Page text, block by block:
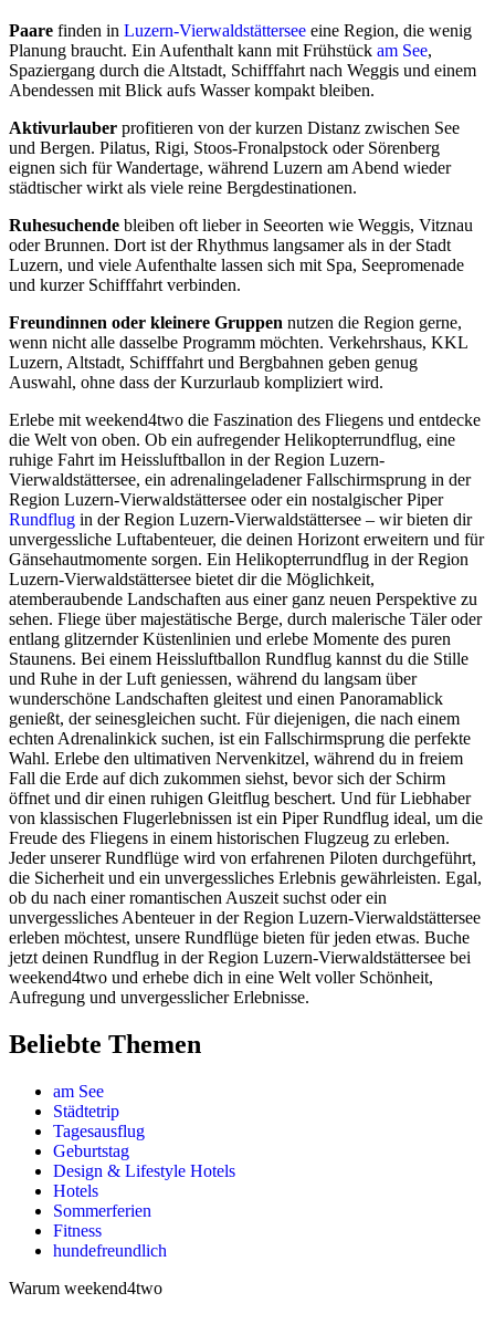
Paare finden in Luzern-Vierwaldstättersee eine Region, die wenig
Planung braucht. Ein Aufenthalt kann mit Frühstück am See,
Spaziergang durch die Altstadt, Schifffahrt nach Weggis und einem
Abendessen mit Blick aufs Wasser kompakt bleiben.
Aktivurlauber profitieren von der kurzen Distanz zwischen See
und Bergen. Pilatus, Rigi, Stoos-Fronalpstock oder Sörenberg
eignen sich für Wandertage, während Luzern am Abend wieder
städtischer wirkt als viele reine Bergdestinationen.
Ruhesuchende bleiben oft lieber in Seeorten wie Weggis, Vitznau
oder Brunnen. Dort ist der Rhythmus langsamer als in der Stadt
Luzern, und viele Aufenthalte lassen sich mit Spa, Seepromenade
und kurzer Schifffahrt verbinden.
Freundinnen oder kleinere Gruppen nutzen die Region gerne,
wenn nicht alle dasselbe Programm möchten. Verkehrshaus, KKL
Luzern, Altstadt, Schifffahrt und Bergbahnen geben genug
Auswahl, ohne dass der Kurzurlaub kompliziert wird.
Erlebe mit weekend4two die Faszination des Fliegens und entdecke
die Welt von oben. Ob ein aufregender Helikopterrundflug, eine
ruhige Fahrt im Heissluftballon in der Region Luzern-
Vierwaldstättersee, ein adrenalingeladener Fallschirmsprung in der
Region Luzern-Vierwaldstättersee oder ein nostalgischer Piper
Rundflug in der Region Luzern-Vierwaldstättersee – wir bieten dir
unvergessliche Luftabenteuer, die deinen Horizont erweitern und für
Gänsehautmomente sorgen. Ein Helikopterrundflug in der Region
Luzern-Vierwaldstättersee bietet dir die Möglichkeit,
atemberaubende Landschaften aus einer ganz neuen Perspektive zu
sehen. Fliege über majestätische Berge, durch malerische Täler oder
entlang glitzernder Küstenlinien und erlebe Momente des puren
Staunens. Bei einem Heissluftballon Rundflug kannst du die Stille
und Ruhe in der Luft geniessen, während du langsam über
wunderschöne Landschaften gleitest und einen Panoramablick
genießt, der seinesgleichen sucht. Für diejenigen, die nach einem
echten Adrenalinkick suchen, ist ein Fallschirmsprung die perfekte
Wahl. Erlebe den ultimativen Nervenkitzel, während du in freiem
Fall die Erde auf dich zukommen siehst, bevor sich der Schirm
öffnet und dir einen ruhigen Gleitflug beschert. Und für Liebhaber
von klassischen Flugerlebnissen ist ein Piper Rundflug ideal, um die
Freude des Fliegens in einem historischen Flugzeug zu erleben.
Jeder unserer Rundflüge wird von erfahrenen Piloten durchgeführt,
die Sicherheit und ein unvergessliches Erlebnis gewährleisten. Egal,
ob du nach einer romantischen Auszeit suchst oder ein
unvergessliches Abenteuer in der Region Luzern-Vierwaldstättersee
erleben möchtest, unsere Rundflüge bieten für jeden etwas. Buche
jetzt deinen Rundflug in der Region Luzern-Vierwaldstättersee bei
weekend4two und erhebe dich in eine Welt voller Schönheit,
Aufregung und unvergesslicher Erlebnisse.
Beliebte Themen
am See
Städtetrip
Tagesausflug
Geburtstag
Design & Lifestyle Hotels
Hotels
Sommerferien
Fitness
hundefreundlich
Warum weekend4two